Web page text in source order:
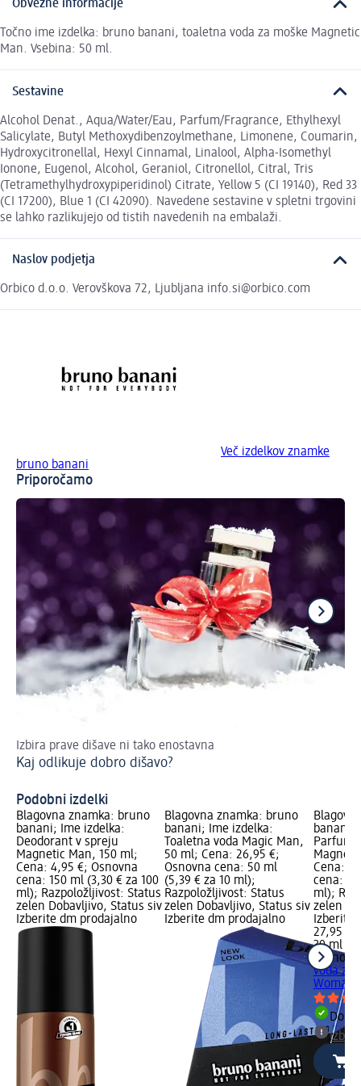
Obvezne informacije
Točno ime izdelka: bruno banani, toaletna voda za moške Magnetic
Man. Vsebina: 50 ml.
Sestavine
Alcohol Denat., Aqua/Water/Eau, Parfum/Fragrance, Ethylhexyl
Salicylate, Butyl Methoxydibenzoylmethane, Limonene, Coumarin,
Hydroxycitronellal, Hexyl Cinnamal, Linalool, Alpha-Isomethyl
Ionone, Eugenol, Alcohol, Geraniol, Citronellol, Citral, Tris
(Tetramethylhydroxypiperidinol) Citrate, Yellow 5 (CI 19140), Red 33
(CI 17200), Blue 1 (CI 42090). Navedene sestavine v spletni trgovini
se lahko razlikujejo od tistih navedenih na embalaži.
Naslov podjetja
Orbico d.o.o. Verovškova 72, Ljubljana info.si@orbico.com
Več izdelkov znamke
bruno banani
Priporočamo
Izbira prave dišave ni tako enostavna
Kaj odlikuje dobro dišavo?
Podobni izdelki
Blagovna znamka: bruno
banani; Ime izdelka:
Deodorant v spreju
Magnetic Man, 150 ml;
Cena: 4,95 €; Osnovna
cena: 150 ml (3,30 € za 100
ml); Razpoložljivost: Status
zelen Dobavljivo, Status siv
Izberite dm prodajalno
Blagovna znamka: bruno
banani; Ime izdelka:
Toaletna voda Magic Man,
50 ml; Cena: 26,95 €;
Osnovna cena: 50 ml
(5,39 € za 10 ml);
Razpoložljivost: Status
zelen Dobavljivo, Status siv
Izberite dm prodajalno
banani;
Cena:
cena: 30
ml);
zelen
Izberite
27,95 €
30 ml
bruno
voda za
Woman,